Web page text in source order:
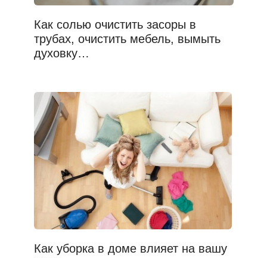
Как солью очистить засоры в
трубах, очистить мебель, вымыть
духовку…
Как уборка в доме влияет на вашу